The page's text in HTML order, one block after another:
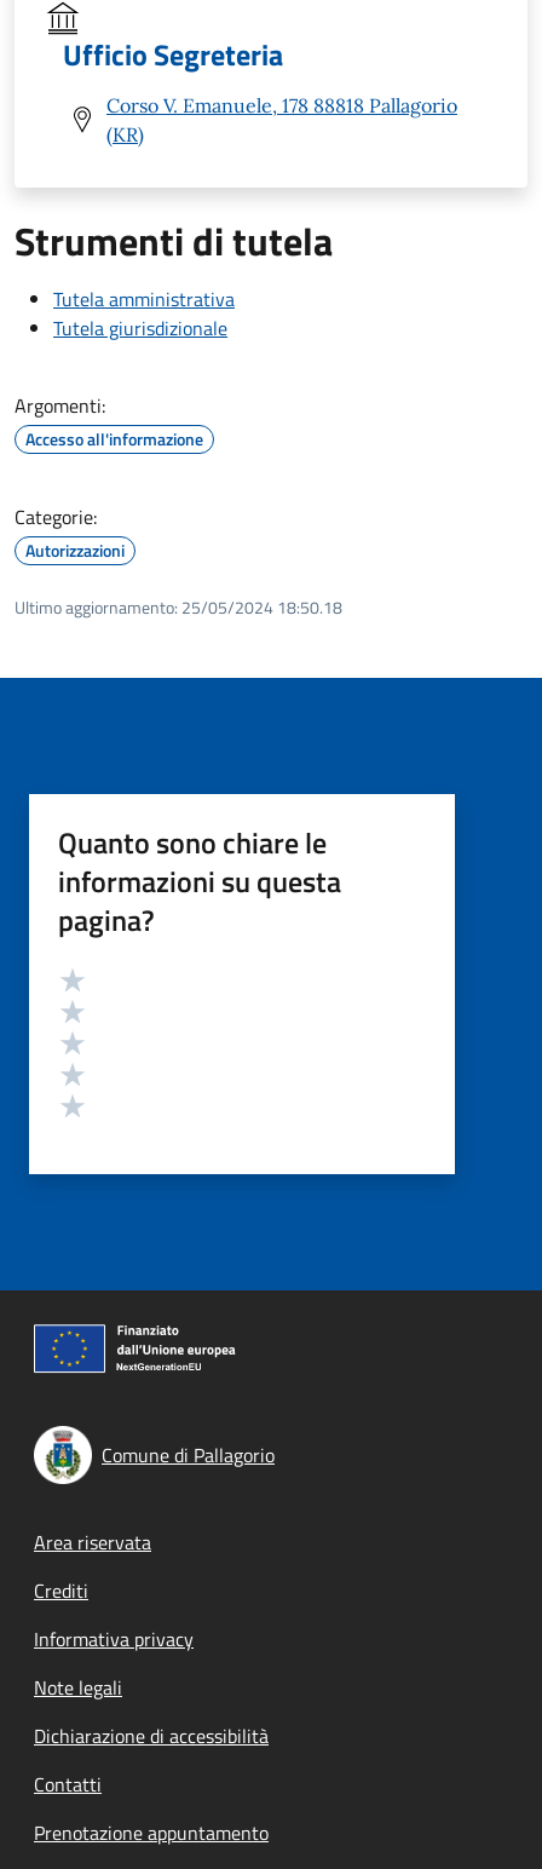
Ufficio Segreteria
Corso V. Emanuele, 178 88818 Pallagorio
(KR)
Strumenti di tutela
Tutela amministrativa
Tutela giurisdizionale
Argomenti:
Accesso all'informazione
Categorie:
Autorizzazioni
Ultimo aggiornamento: 25/05/2024 18:50.18
Quanto sono chiare le
informazioni su questa
pagina?
Valutazione
Comune di Pallagorio
Footer menu
Area riservata
Crediti
Informativa privacy
Note legali
Dichiarazione di accessibilità
Contatti
Prenotazione appuntamento